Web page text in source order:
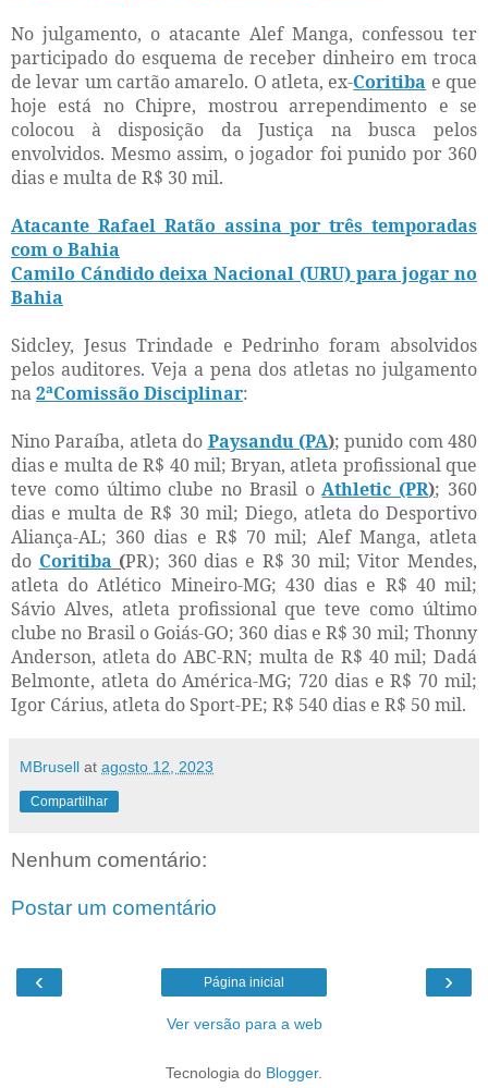
No julgamento, o atacante Alef Manga, confessou ter
participado do esquema de receber dinheiro em troca
de levar um cartão amarelo. O atleta, ex-Coritiba e que
hoje está no Chipre, mostrou arrependimento e se
colocou à disposição da Justiça na busca pelos
envolvidos. Mesmo assim, o jogador foi punido por 360
dias e multa de R$ 30 mil.
Atacante Rafael Ratão assina por três temporadas
com o Bahia
Camilo Cándido deixa Nacional (URU) para jogar no
Bahia
Sidcley, Jesus Trindade e Pedrinho foram absolvidos
pelos auditores. Veja a pena dos atletas no julgamento
na2ªComissão Disciplinar:
Nino Paraíba, atleta do Paysandu (PA); punido com 480
dias e multa de R$ 40 mil; Bryan, atleta profissional que
teve como último clube no Brasil oAthletic (PR); 360
dias e multa de R$ 30 mil; Diego, atleta do Desportivo
Aliança-AL; 360 dias e R$ 70 mil; Alef Manga, atleta
do Coritiba (PR); 360 dias e R$ 30 mil; Vitor Mendes,
atleta do Atlético Mineiro-MG; 430 dias e R$ 40 mil;
Sávio Alves, atleta profissional que teve como último
clube no Brasil o Goiás-GO; 360 dias e R$ 30 mil; Thonny
Anderson, atleta do ABC-RN; multa de R$ 40 mil; Dadá
Belmonte, atleta do América-MG; 720 dias e R$ 70 mil;
Igor Cárius, atleta do Sport-PE; R$ 540 dias e R$ 50 mil.
MBrusell at agosto 12, 2023
Compartilhar
Nenhum comentário:
Postar um comentário
‹ ›
Página inicial
Ver versão para a web
Tecnologia do Blogger.